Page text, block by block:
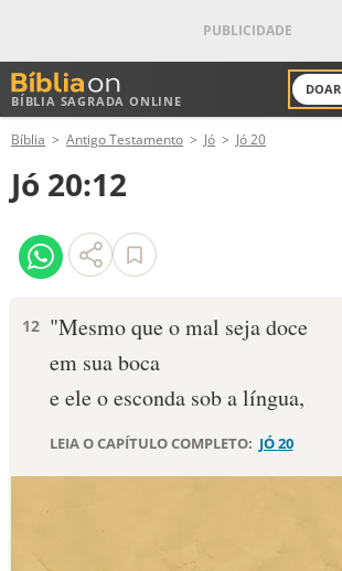
BÍBLIA SAGRADA ONLINE
DOAR
ANTIGO TESTAMENTO
NOVO TESTAMENTO
VERSÍCULOS
PALAVRA DO DIA
DEVOCIONAL DIÁRIO
Bíblia Antigo Testamento Jó Jó 20
Jó 20:12
12 "Mesmo que o mal seja doce
em sua boca
e ele o esconda sob a língua,
LEIA O CAPÍTULO COMPLETO: JÓ 20